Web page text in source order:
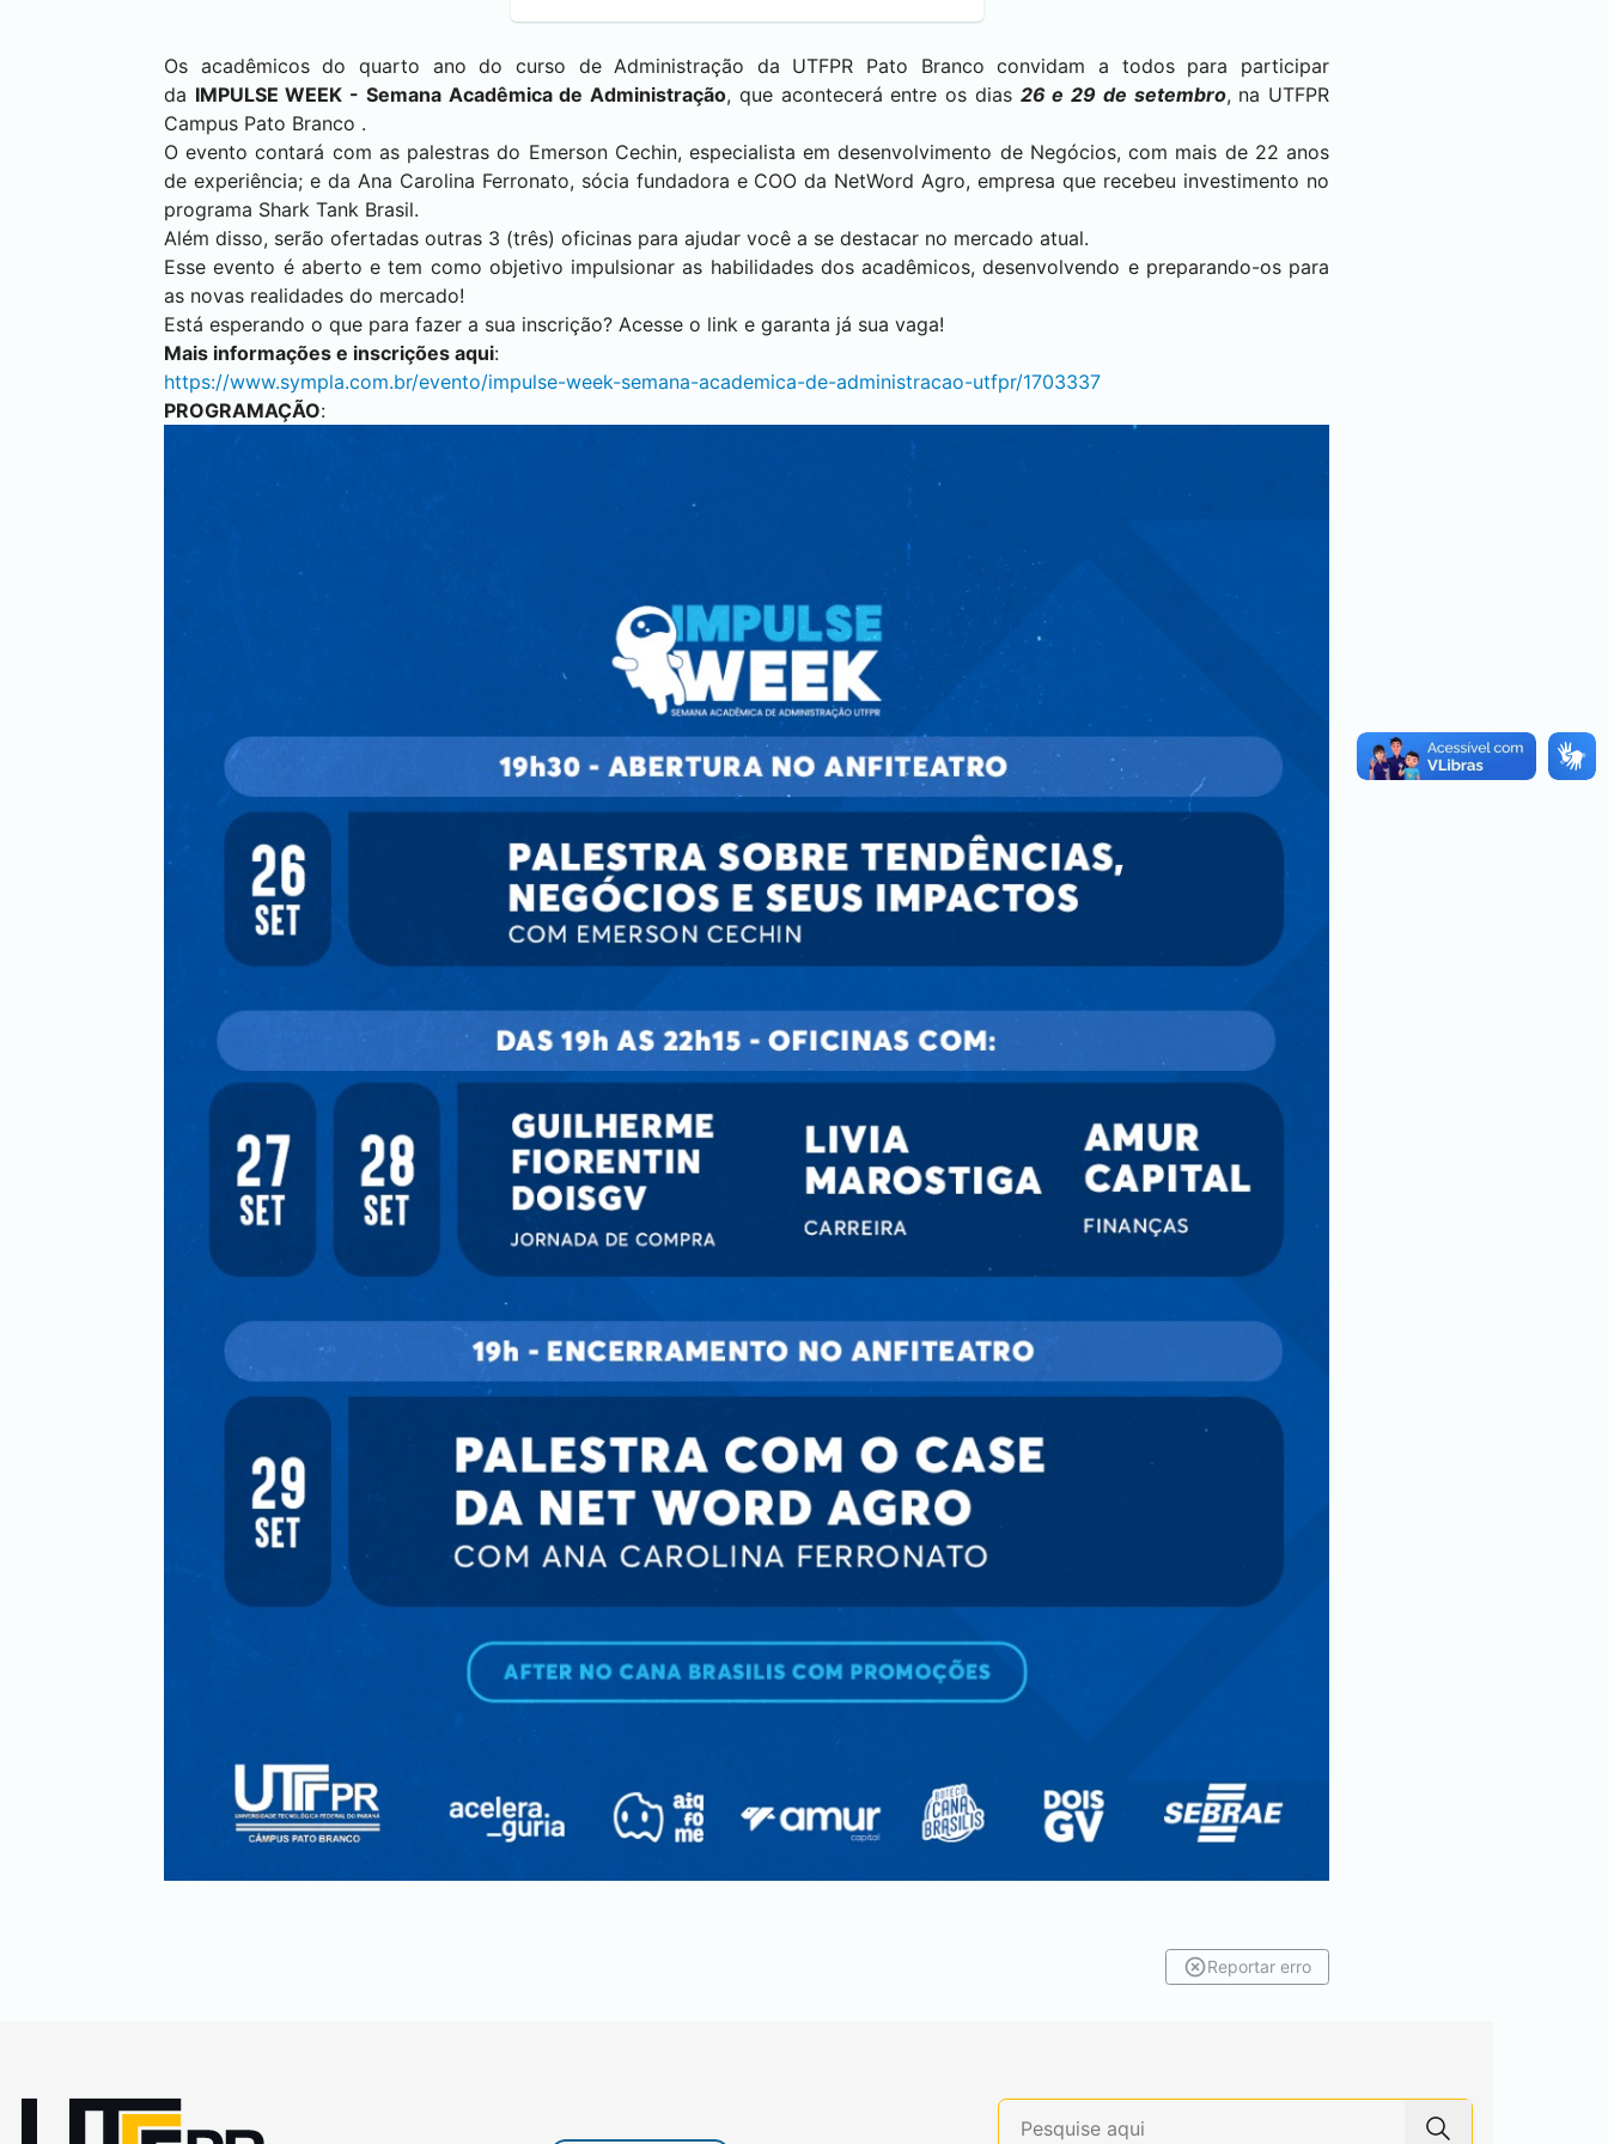
Os acadêmicos do quarto ano do curso de Administração da UTFPR Pato Branco convidam a todos para participar
da IMPULSE WEEK - Semana Acadêmica de Administração, que acontecerá entre os dias 26 e 29 de setembro, na UTFPR
Campus Pato Branco .
O evento contará com as palestras do Emerson Cechin, especialista em desenvolvimento de Negócios, com mais de 22 anos
de experiência; e da Ana Carolina Ferronato, sócia fundadora e COO da NetWord Agro, empresa que recebeu investimento no
programa Shark Tank Brasil.
Além disso, serão ofertadas outras 3 (três) oficinas para ajudar você a se destacar no mercado atual.
Esse evento é aberto e tem como objetivo impulsionar as habilidades dos acadêmicos, desenvolvendo e preparando-os para
as novas realidades do mercado!
Está esperando o que para fazer a sua inscrição? Acesse o link e garanta já sua vaga!
Mais informações e inscrições aqui:
https://www.sympla.com.br/evento/impulse-week-semana-academica-de-administracao-utfpr/1703337
PROGRAMAÇÃO:
Reportar erro